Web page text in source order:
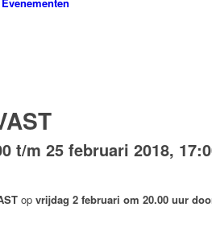
t/m 25 februari 2018,
op vrijdag 2 februari om 20.00 uur